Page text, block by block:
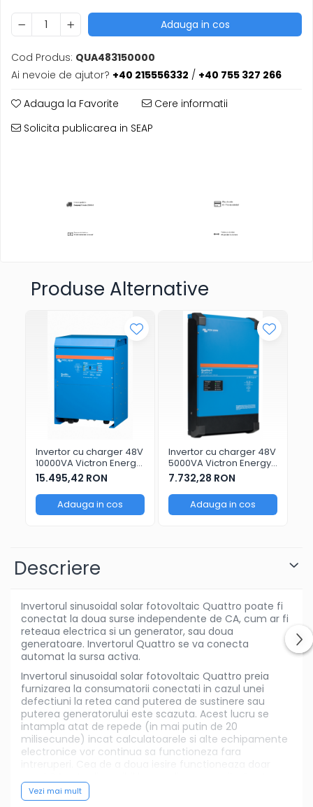
Adauga in cos
Cod Produs: QUA483150000
Ai nevoie de ajutor? +40 215556332 / +40 755 327 266
Adauga la Favorite
Cere informatii
Solicita publicarea in SEAP
Produse Alternative
Invertor cu charger 48V
10000VA Victron Energy
Quattro 48/10000/140-
100/100
15.495,42 RON
Adauga in cos
Invertor cu charger 48V
5000VA Victron Energy
Quattro-II 48/5000/70-
50/50
7.732,28 RON
Adauga in cos
Descriere
Invertorul sinusoidal solar fotovoltaic Quattro poate fi
conectat la doua surse independente de CA, cum ar fi
reteaua electrica si un generator, sau doua
generatoare. Invertorul Quattro se va conecta
automat la sursa activa.
Invertorul sinusoidal solar fotovoltaic Quattro preia
furnizarea la consumatorii conectati in cazul unei
defectiuni la retea cand puterea de sustinere sau
puterea generatorului este scazuta. Acest lucru se
intampla atat de repede (in mai putin de 20
milisecunde) incat calculatoarele si alte echipamente
electronice vor continua sa functioneza fara
ului. Consumatori care nu ar trebui sa descarce
bateria, ca de exemplu un incalzitor de apa, pot fi
Vezi mai mult